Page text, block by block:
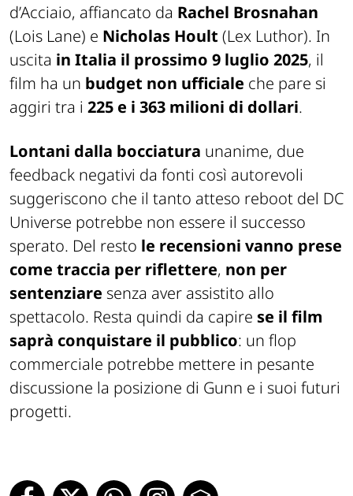
d’Acciaio, affiancato da Rachel Brosnahan
(Lois Lane) e Nicholas Hoult (Lex Luthor). In
uscita in Italia il prossimo 9 luglio 2025, il
film ha un budget non ufficiale che pare si
aggiri tra i 225 e i 363 milioni di dollari.
Lontani dalla bocciatura unanime, due
feedback negativi da fonti così autorevoli
suggeriscono che il tanto atteso reboot del DC
Universe potrebbe non essere il successo
sperato. Del resto le recensioni vanno prese
come traccia per riflettere, non per
sentenziare senza aver assistito allo
spettacolo. Resta quindi da capire se il film
saprà conquistare il pubblico: un flop
commerciale potrebbe mettere in pesante
discussione la posizione di Gunn e i suoi futuri
progetti.